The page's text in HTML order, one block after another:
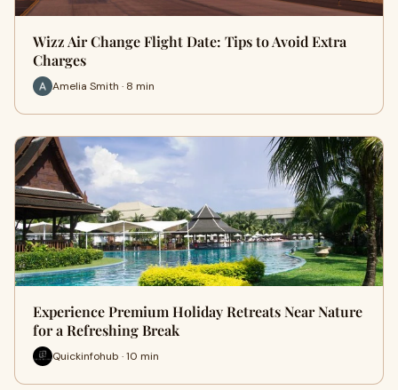
Wizz Air Change Flight Date: Tips to Avoid Extra
Charges
Amelia Smith · 8 min
Experience Premium Holiday Retreats Near Nature
for a Refreshing Break
Quickinfohub · 10 min